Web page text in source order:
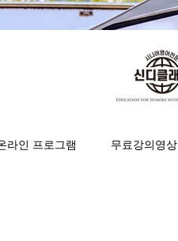
라인 프로그램 무료강의영상